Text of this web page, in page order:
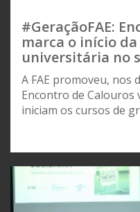
#GeraçãoFAE:
marca o início
universitária no
A FAE promoveu, nos
Encontro de Calouros
iniciam os cursos de